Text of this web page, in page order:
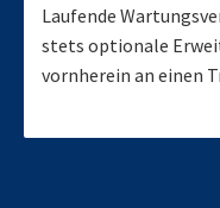
Laufende
stets optionale
vornherein an einen